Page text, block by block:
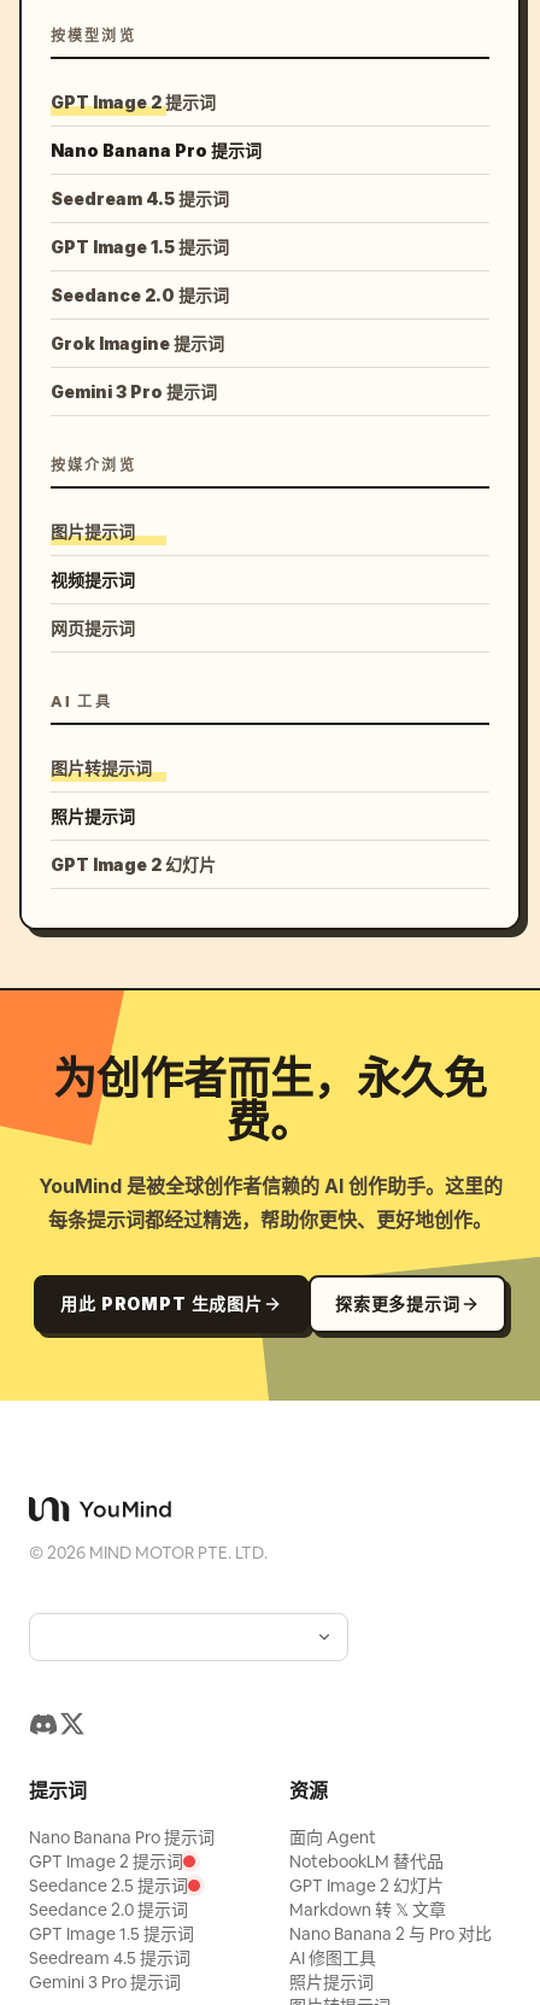
按模型浏览
GPT Image 2 提示词
Nano Banana Pro 提示词
Seedream 4.5 提示词
GPT Image 1.5 提示词
Seedance 2.0 提示词
Grok Imagine 提示词
Gemini 3 Pro 提示词
按媒介浏览
图片提示词
视频提示词
网页提示词
AI 工具
图片转提示词
照片提示词
GPT Image 2 幻灯片
为创作者而生，永久免
费。
YouMind 是被全球创作者信赖的 AI 创作助手。这里的
每条提示词都经过精选，帮助你更快、更好地创作。
用此 PROMPT 生成图片 探索更多提示词
©2026 MIND MOTOR PTE. LTD.
提示词
Nano Banana Pro 提示词
GPT Image 2 提示词
Seedance 2.5 提示词
Seedance 2.0 提示词
GPT Image 1.5 提示词
Seedream 4.5 提示词
Gemini 3 Pro 提示词
资源
面向 Agent
NotebookLM 替代品
GPT Image 2 幻灯片
Markdown 转 𝕏 文章
Nano Banana 2 与 Pro 对比
AI 修图工具
照片提示词